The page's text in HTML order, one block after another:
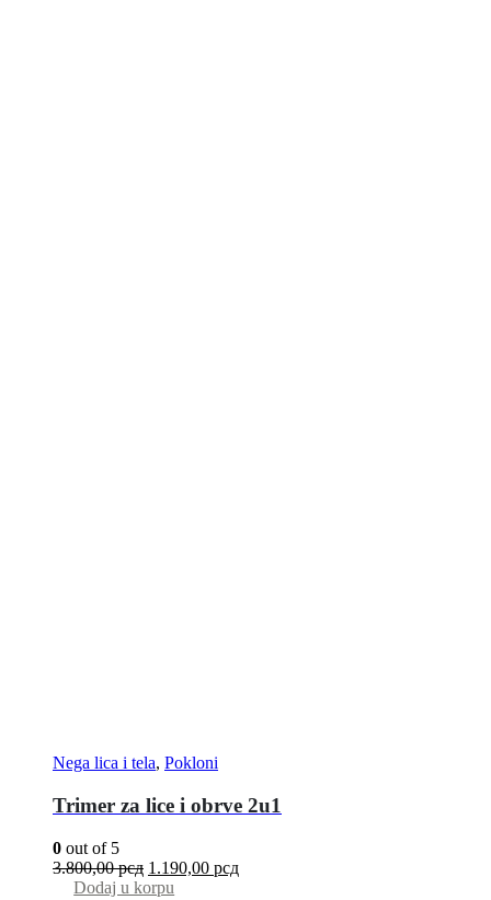
Nega lica i tela, Pokloni
Trimer za lice i obrve 2u1
0 out of 5
3.800,00рсд 1.190,00 рсд
Dodaj u korpu